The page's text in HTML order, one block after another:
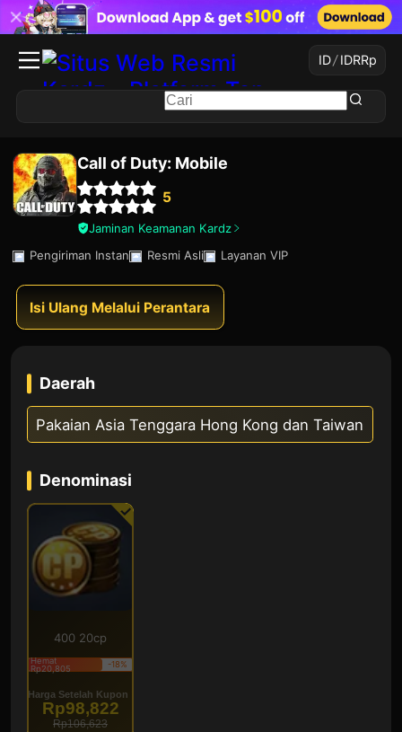
ID/ IDRRp
Call of Duty: Mobile
5
Jaminan Keamanan Kardz
Pengiriman Instan
Resmi Asli Layanan VIP
Isi Ulang Melalui Perantara
Daerah
Pakaian Asia Tenggara Hong Kong dan Taiwan
Denominasi
400 20cp
Hemat
Rp20,805
-18%
Harga Setelah Kupon
Rp98,822
Rp106,623